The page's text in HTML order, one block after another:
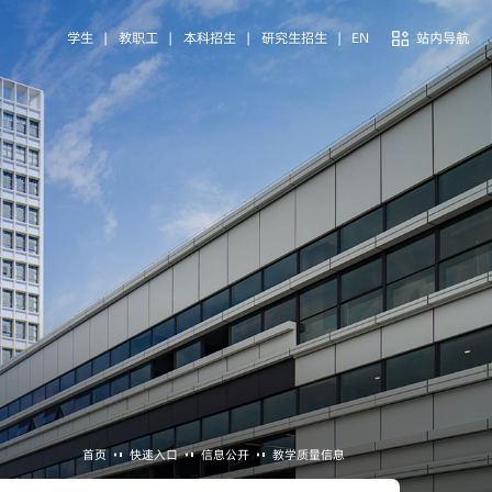
学生 | 教职工 | 本科招生 | 研究生招生 | EN 站内导航
首页 快速入口 信息公开 教学质量信息